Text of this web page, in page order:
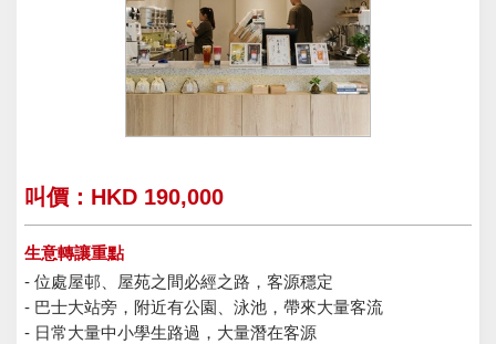
叫價：HKD 190,000
生意轉讓重點
- 位處屋邨、屋苑之間必經之路，客源穩定
- 巴士大站旁，附近有公園、泳池，帶來大量客流
- 日常大量中小學生路過，大量潛在客源